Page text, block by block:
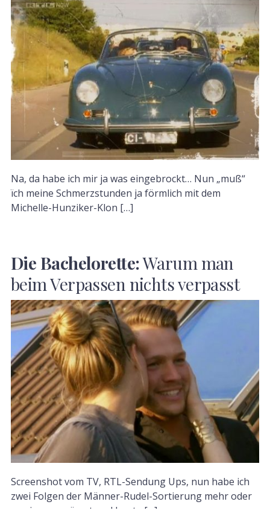
Na, da habe ich mir ja was eingebrockt… Nun „muß“
ïch meine Schmerzstunden ja förmlich mit dem
Michelle-Hunziker-Klon […]
Die Bachelorette:Warum man
beim Verpassen nichts verpasst
Screenshot vom TV, RTL-Sendung Ups, nun habe ich
zwei Folgen der Männer-Rudel-Sortierung mehr oder
weniger versäumt und heute […]